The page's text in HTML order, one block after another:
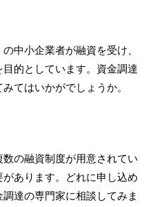
中小企業者が融資を受け、
的としています。資金調達
てはいかがでしょうか。
の融資制度が用意されてい
あります。どれに申し込め
達の専門家に相談してみま